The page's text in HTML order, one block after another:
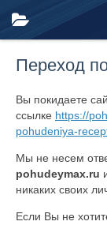
Переход
Вы покидаете
ссылке https://
pohudeniya-
Мы не несем
pohudeymax.ru
никаких своих
Если Вы не